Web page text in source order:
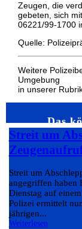
Zeugen, die
gebeten, sich
06221/99-1700
Quelle:
Weitere
Umgebung
in unserer
Das
Streit um
Streit um
angegriffen haben
Dienstag auf
Polizei ermittelt
jährigen...
Weiterlesen